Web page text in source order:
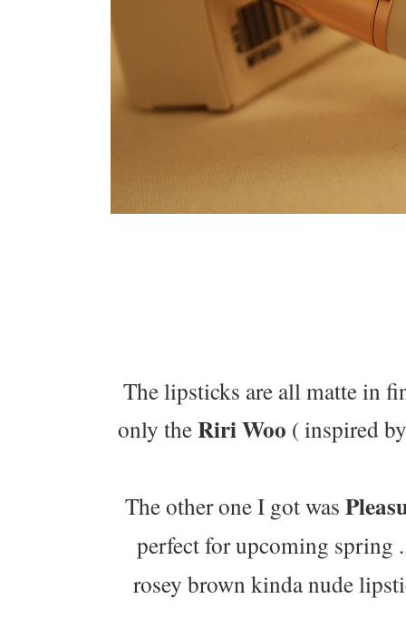
The lipsticks are all matte in
only theRiri Woo ( inspired
The other one I got was
perfect for upcoming spring
rosey brown kinda nude